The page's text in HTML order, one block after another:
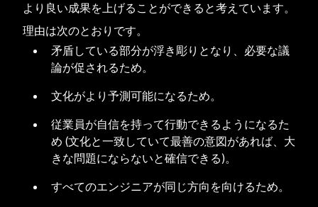
より良い成果を上げることができると考えています。
理由は次のとおりです。
矛盾している部分が浮き彫りとなり、必要な議
論が促されるため。
文化がより予測可能になるため。
従業員が自信を持って行動できるようになるた
め (文化と一致していて最善の意図があれば、大
きな問題にならないと確信できる)。
すべてのエンジニアが同じ方向を向けるため。